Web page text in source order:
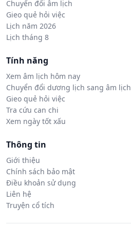
Chuyển đổi âm lịch
Gieo quẻ hỏi việc
Lịch năm 2026
Lịch tháng 8
Tính năng
Xem âm lịch hôm nay
Chuyển đổi dương lịch sang âm lịch
Gieo quẻ hỏi việc
Tra cứu can chi
Xem ngày tốt xấu
Thông tin
Giới thiệu
Chính sách bảo mật
Điều khoản sử dụng
Liên hệ
Truyện cổ tích